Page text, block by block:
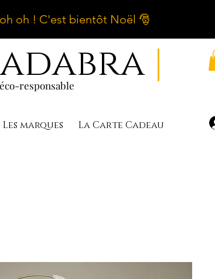
oh ! C'est bientôt Noël 🎅
|
responsable
Les marques La Carte Cadeau